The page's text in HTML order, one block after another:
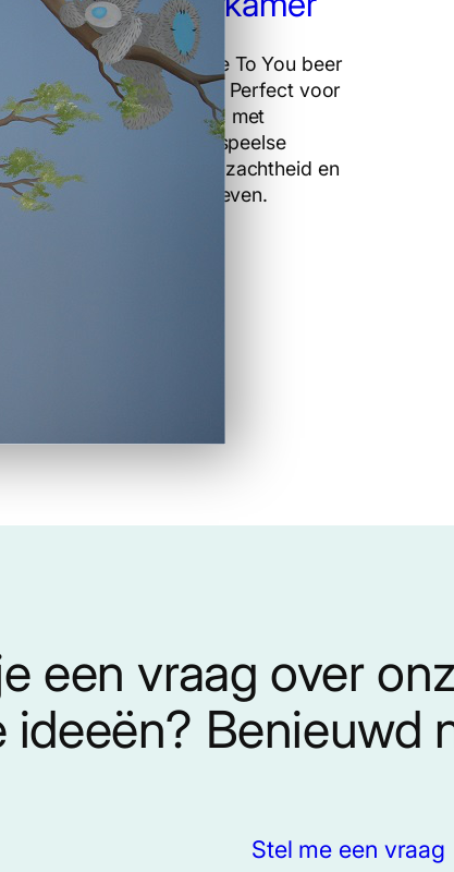
Breng de charmante Me To You beer
tot leven op jouw muur! Perfect voor
baby- en kinderkamers, met
persoonlijke details en speelse
ontwerpen die warmte, zachtheid en
een unieke uitstraling geven.
een vraag over
ideeën? Benieuwd
Stel me een vraag